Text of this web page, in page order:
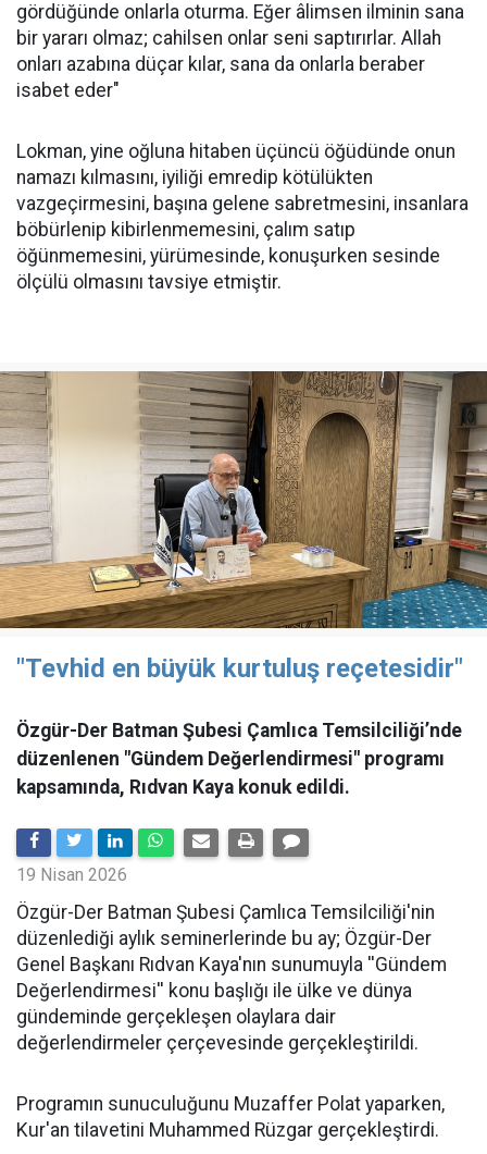
gördüğünde onlarla oturma. Eğer âlimsen ilminin sana
bir yararı olmaz; cahilsen onlar seni saptırırlar. Allah
onları azabına düçar kılar, sana da onlarla beraber
isabet eder"
Lokman, yine oğluna hitaben üçüncü öğüdünde onun
namazı kılmasını, iyiliği emredip kötülükten
vazgeçirmesini, başına gelene sabretmesini, insanlara
böbürlenip kibirlenmemesini, çalım satıp
öğünmemesini, yürümesinde, konuşurken sesinde
ölçülü olmasını tavsiye etmiştir.
"Tevhid en büyük kurtuluş reçetesidir"
Özgür-Der Batman Şubesi Çamlıca Temsilciliği’nde
düzenlenen "Gündem Değerlendirmesi" programı
kapsamında, Rıdvan Kaya konuk edildi.
19 Nisan 2026
​Özgür-Der Batman Şubesi Çamlıca Temsilciliği'nin
düzenlediği aylık seminerlerinde bu ay; Özgür-Der
Genel Başkanı Rıdvan Kaya'nın sunumuyla ''Gündem
Değerlendirmesi'' konu başlığı ile ülke ve dünya
gündeminde gerçekleşen olaylara dair
değerlendirmeler çerçevesinde gerçekleştirildi.
Programın sunuculuğunu Muzaffer Polat yaparken,
Kur'an tilavetini Muhammed Rüzgar gerçekleştirdi.